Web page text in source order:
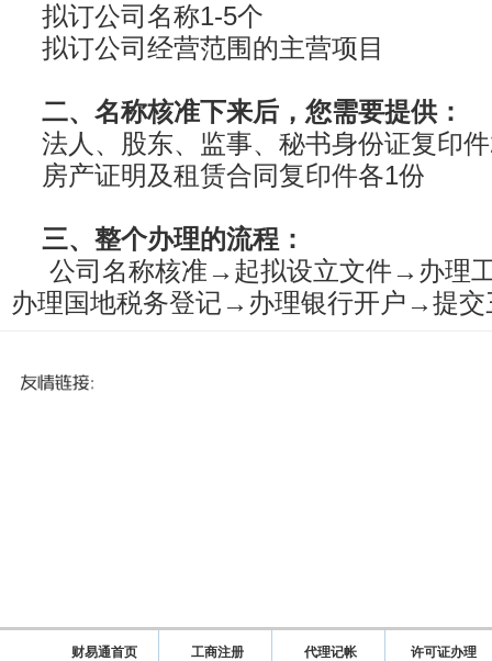
拟订公司名称1-5个
拟订公司经营范围的主营项目
二、名称核准下来后，您需要提供：
法人、股东、监事、秘书身份证复印
房产证明及租赁合同复印件各1份
三、整个办理的流程：
公司名称核准→起拟设立文件→办理
办理国地税务登记→办理银行开户→提交
财易通首页 工商注册 代理记帐 许可证办理